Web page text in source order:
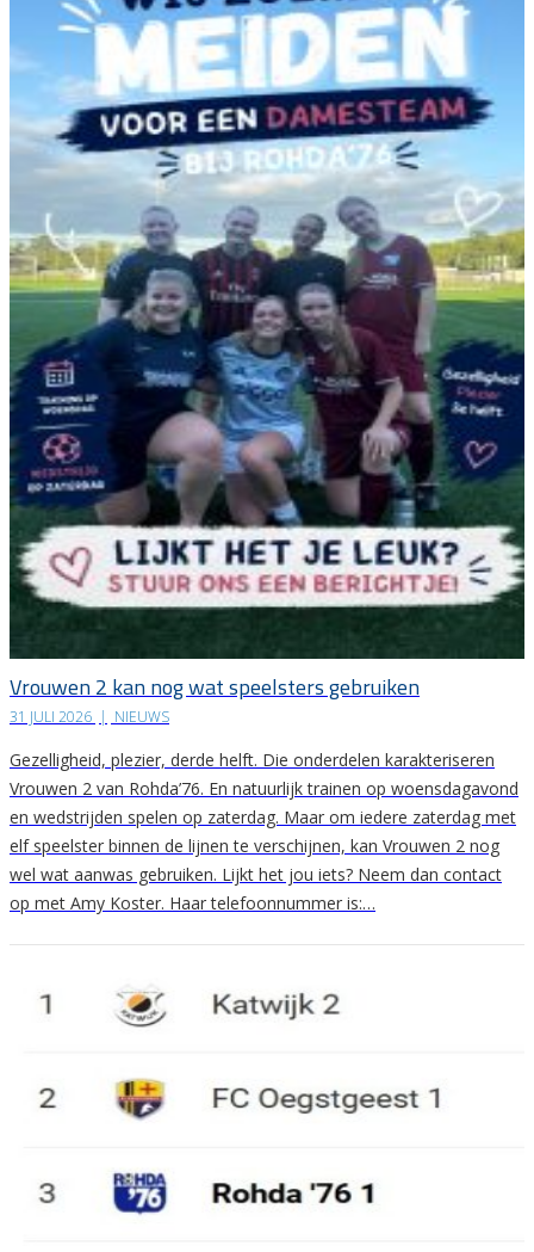
Vrouwen 2 kan nog wat speelsters gebruiken
31 JULI 2026 | NIEUWS
Gezelligheid, plezier, derde helft. Die onderdelen karakteriseren
Vrouwen 2 van Rohda’76. En natuurlijk trainen op woensdagavond
en wedstrijden spelen op zaterdag. Maar om iedere zaterdag met
elf speelster binnen de lijnen te verschijnen, kan Vrouwen 2 nog
wel wat aanwas gebruiken. Lijkt het jou iets? Neem dan contact
op met Amy Koster. Haar telefoonnummer is:…